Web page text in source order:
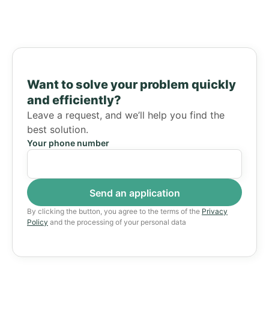
Want to solve your problem quickly
and efficiently?
Leave a request, and we’ll help you find the
best solution.
Your phone number
By clicking the button, you agree to the terms of the Privacy
Policy and the processing of your personal data